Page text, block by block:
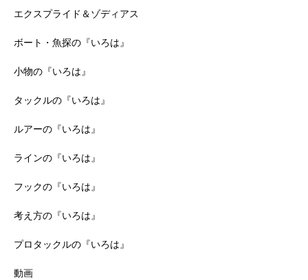
エクスプライド＆ゾディアス
ボート・魚探の『いろは』
小物の『いろは』
タックルの『いろは』
ルアーの『いろは』
ラインの『いろは』
フックの『いろは』
考え方の『いろは』
プロタックルの『いろは』
動画